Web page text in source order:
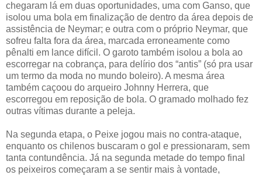
chegaram lá em duas oportunidades, uma com Ganso, que
isolou uma bola em finalização de dentro da área depois de
assistência de Neymar; e outra com o próprio Neymar, que
sofreu falta fora da área, marcada erroneamente como
pênalti em lance difícil. O garoto também isolou a bola ao
escorregar na cobrança, para delírio dos “antis” (só pra usar
um termo da moda no mundo boleiro). A mesma área
também caçoou do arqueiro Johnny Herrera, que
escorregou em reposição de bola. O gramado molhado fez
outras vítimas durante a peleja.
Na segunda etapa, o Peixe jogou mais no contra-ataque,
enquanto os chilenos buscaram o gol e pressionaram, sem
tanta contundência. Já na segunda metade do tempo final
os peixeiros começaram a se sentir mais à vontade,